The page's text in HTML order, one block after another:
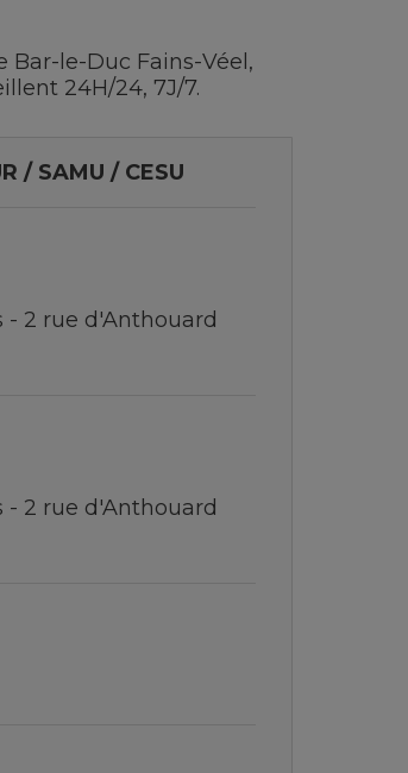
Bar-le-Duc Fains-Véel,
24H/24, 7J/7.
/ SAMU / CESU
2 rue d'Anthouard
2 rue d'Anthouard